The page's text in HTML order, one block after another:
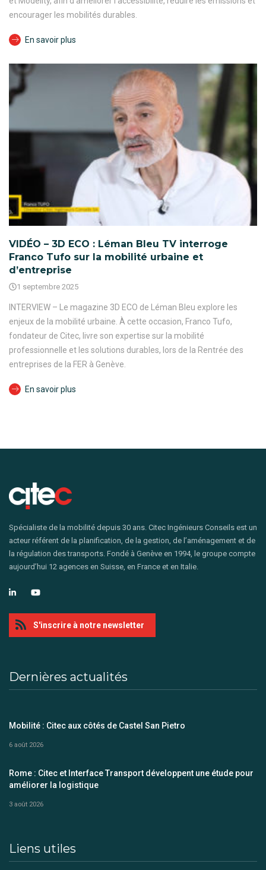
encourager les mobilités durables.
En savoir plus
VIDÉO – 3D ECO : Léman Bleu TV interroge
Franco Tufo sur la mobilité urbaine et
d’entreprise
1 septembre 2025
INTERVIEW – Le magazine 3D ECO de Léman Bleu explore les
enjeux de la mobilité urbaine. À cette occasion, Franco Tufo,
fondateur de Citec, livre son expertise sur la mobilité
professionnelle et les solutions durables, lors de la Rentrée des
entreprises de la FER à Genève.
En savoir plus
Spécialiste de la mobilité depuis 30 ans. Citec Ingénieurs Conseils est un
acteur référent de la planification, de la gestion, de l’aménagement et de
la régulation des transports. Fondé à Genève en 1994, le groupe compte
aujourd’hui 12 agences en Suisse, en France et en Italie.
S'inscrire à notre newsletter
Dernières actualités
Mobilité : Citec aux côtés de Castel San Pietro
6 août 2026
Rome : Citec et Interface Transport développent une étude pour
améliorer la logistique
3 août 2026
Liens utiles